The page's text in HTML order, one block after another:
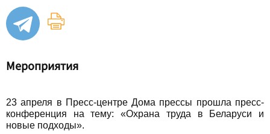
Мероприятия
23 апреля в Пресс-центре Дома прессы прошла пресс-
конференция на тему: «Охрана труда в Беларуси и
новые подходы».